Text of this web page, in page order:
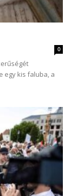
0
egy kis faluba, a